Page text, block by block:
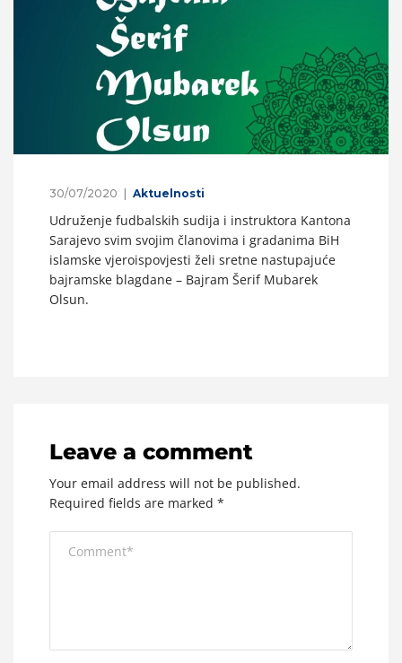
30/07/2020 Aktuelnosti
Udruženje fudbalskih sudija i instruktora Kantona
Sarajevo svim svojim članovima i gradanima BiH
islamske vjeroispovjesti želi sretne nastupajuće
bajramske blagdane – Bajram Šerif Mubarek
Olsun.
Leave a comment
Your email address will not be published.
Required fields are marked *